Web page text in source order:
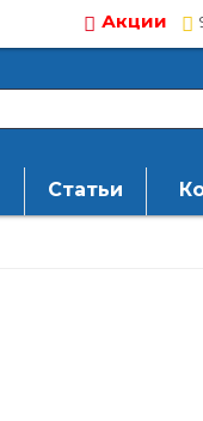
Акции
Статьи